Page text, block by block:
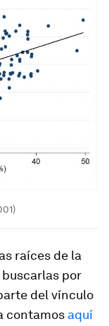
raíces de la
por
del vínculo
contamos aquí